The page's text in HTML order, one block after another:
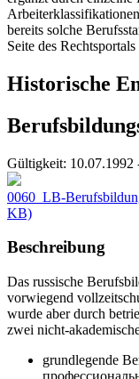
bereits solche
Seite des
Historische
Gültigkeit: 10.07.1992
0060_LB-
KB)
Beschreibung
Das russische
vorwiegend
wurde aber durch
zwei nicht-
grundlegende